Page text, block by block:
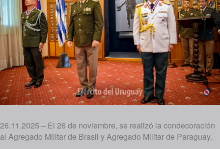
26.11.2025 – El 26 de noviembre, se realizó la condecoración
al Agregado Militar de Brasil y Agregado Militar de Paraguay.